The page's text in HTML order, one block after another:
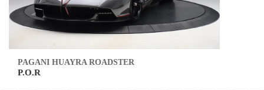
PAGANI HUAYRA ROADSTER
P.O.R